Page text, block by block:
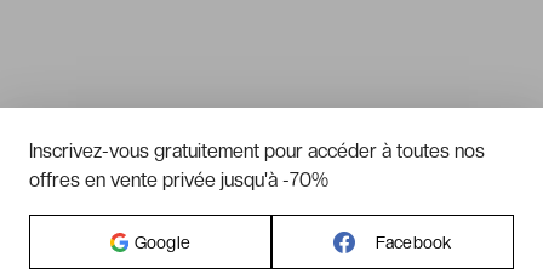
Inscrivez-vous gratuitement pour accéder à toutes nos
offres en vente privée jusqu'à -70%
Google Facebook